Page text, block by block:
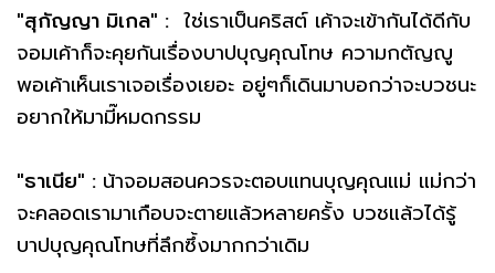
"สุกัญญา มิเกล" : ใช่เราเป็นคริสต์ เค้าจะเข้ากันได้ดีกับ
จอมเค้าก็จะคุยกันเรื่องบาปบุญคุณโทษ ความกตัญญู
พอเค้าเห็นเราเจอเรื่องเยอะ อยู่ๆก็เดินมาบอกว่าจะบวชนะ
อยากให้มามี๊หมดกรรม
"ธาเนีย" : น้าจอมสอนควรจะตอบแทนบุญคุณแม่ แม่กว่า
จะคลอดเรามาเกือบจะตายแล้วหลายครั้ง บวชแล้วได้รู้
บาปบุญคุณโทษที่ลึกซึ้งมากกว่าเดิม